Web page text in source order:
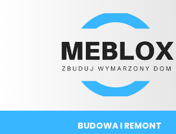
BUDOWA I REMONT